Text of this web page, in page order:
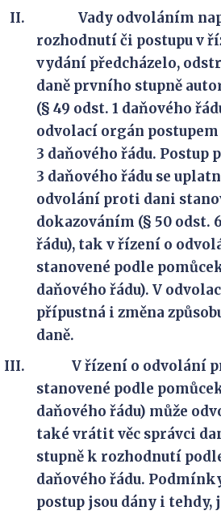
Vady odvoláním
rozhodnutí či postupu v
vydání předcházelo,
daně prvního stupně
(§ 49 odst. 1 daňového
odvolací orgán postupem
3 daňového řádu. Postup
3 daňového řádu se
odvolání proti dani
dokazováním (§ 50 odst.
řádu), tak v řízení o
stanovené podle
daňového řádu). V
přípustná i změna
daně.
V řízení o odvolání
stanovené podle
daňového řádu) může
také vrátit věc správci
stupně k rozhodnutí
daňového řádu.
postup jsou dány i tehdy,